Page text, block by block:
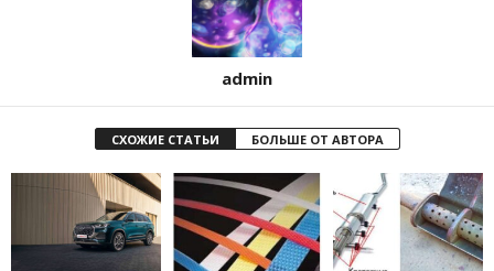
admin
СХОЖИЕ СТАТЬИ БОЛЬШЕ ОТ АВТОРА